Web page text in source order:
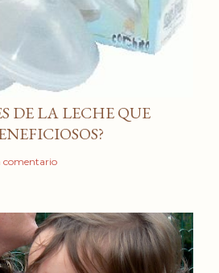
DE LA LECHE QUE
comentario